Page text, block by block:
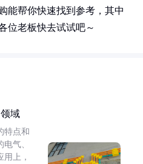
能帮你快速找到参考，其中
位老板快去试试吧～
域
特点和
气、
上，